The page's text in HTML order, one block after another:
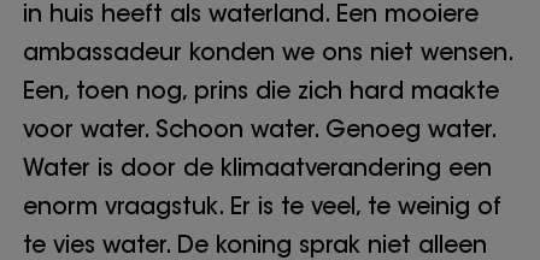
in huis heeft als waterland. Een mooiere
ambassadeur konden we ons niet wensen.
Een, toen nog, prins die zich hard maakte
voor water. Schoon water. Genoeg water.
Water is door de klimaatverandering een
enorm vraagstuk. Er is te veel, te weinig of
te vies water. De koning sprak niet alleen